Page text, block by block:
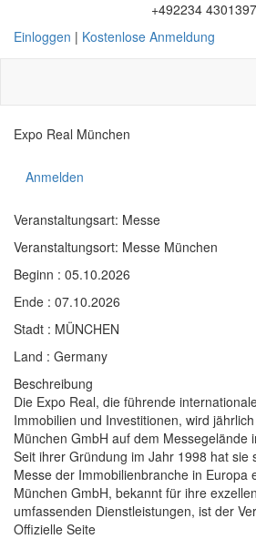
+492234 4301397
Einloggen | Kostenlose Anmeldung
Expo Real München
Anmelden
Veranstaltungsart: Messe
Veranstaltungsort: Messe München
Beginn : 05.10.2026
Ende : 07.10.2026
Stadt : MÜNCHEN
Land : Germany
Beschreibung
Die Expo Real, die führende
Immobilien und Investitionen, wird
München GmbH auf dem Messegelände
Seit ihrer Gründung im Jahr 1998 hat sie
Messe der Immobilienbranche in Europa
München GmbH, bekannt für ihre
umfassenden Dienstleistungen, ist der
Offizielle Seite